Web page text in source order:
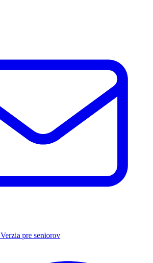
Verzia pre seniorov